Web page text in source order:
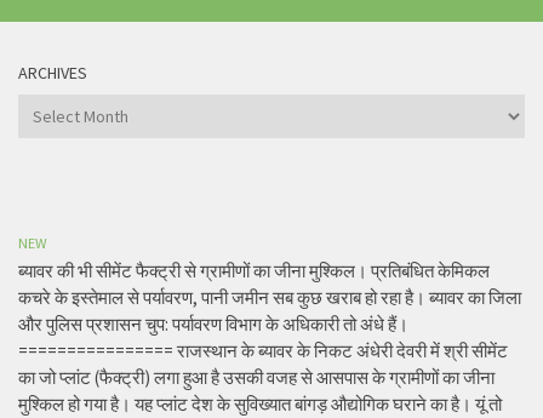
ARCHIVES
Archives
NEW
ब्यावर की भी सीमेंट फैक्ट्री से ग्रामीणों का जीना मुश्किल। प्रतिबंधित केमिकल
कचरे के इस्तेमाल से पर्यावरण, पानी जमीन सब कुछ खराब हो रहा है। ब्यावर का जिला
और पुलिस प्रशासन चुप: पर्यावरण विभाग के अधिकारी तो अंधे हैं।
================ राजस्थान के ब्यावर के निकट अंधेरी देवरी में श्री सीमेंट
का जो प्लांट (फैक्ट्री) लगा हुआ है उसकी वजह से आसपास के ग्रामीणों का जीना
मुश्किल हो गया है। यह प्लांट देश के सुविख्यात बांगड़ औद्योगिक घराने का है। यूं तो